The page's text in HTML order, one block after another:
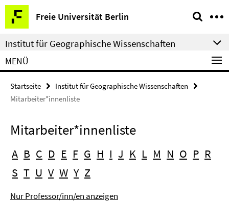
Springe
direkt
zu
Inhalt
Freie Universität Berlin
Service-
Navigation
Institut für Geographische Wissenschaften
MENÜ
Startseite
Institut für Geographische Wissenschaften
Mitarbeiter*innenliste
Mitarbeiter*innenliste
A B C D E F G H I J K L M N O P R
S T U V W Y Z
Nur Professor/inn/en anzeigen